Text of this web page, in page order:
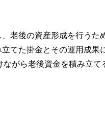
老後の資産形成を行うた
てた掛金とその運用成
がら老後資金を積み立て